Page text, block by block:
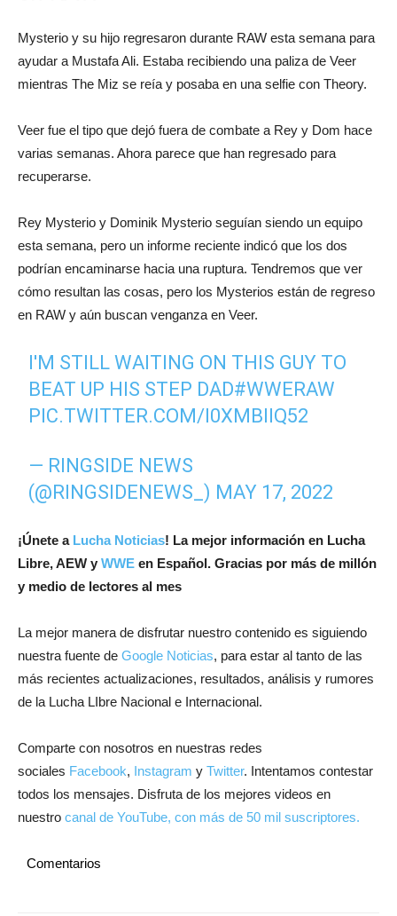
Mysterio y su hijo regresaron durante RAW esta semana para
ayudar a Mustafa Ali. Estaba recibiendo una paliza de Veer
mientras The Miz se reía y posaba en una selfie con Theory.
Veer fue el tipo que dejó fuera de combate a Rey y Dom hace
varias semanas. Ahora parece que han regresado para
recuperarse.
Rey Mysterio y Dominik Mysterio seguían siendo un equipo
esta semana, pero un informe reciente indicó que los dos
podrían encaminarse hacia una ruptura. Tendremos que ver
cómo resultan las cosas, pero los Mysterios están de regreso
en RAW y aún buscan venganza en Veer.
I'M STILL WAITING ON THIS GUY TO
BEAT UP HIS STEP DAD#WWERAW
PIC.TWITTER.COM/I0XMBIIQ52
— RINGSIDE NEWS
(@RINGSIDENEWS_) MAY 17, 2022
¡Únete a Lucha Noticias! La mejor información en Lucha
Libre, AEW y WWE en Español. Gracias por más de millón
y medio de lectores al mes
La mejor manera de disfrutar nuestro contenido es siguiendo
nuestra fuente de Google Noticias, para estar al tanto de las
más recientes actualizaciones, resultados, análisis y rumores
de la Lucha LIbre Nacional e Internacional.
Comparte con nosotros en nuestras redes
sociales Facebook, Instagram y Twitter. Intentamos contestar
todos los mensajes. Disfruta de los mejores videos en
nuestro canal de YouTube, con más de 50 mil suscriptores.
Comentarios